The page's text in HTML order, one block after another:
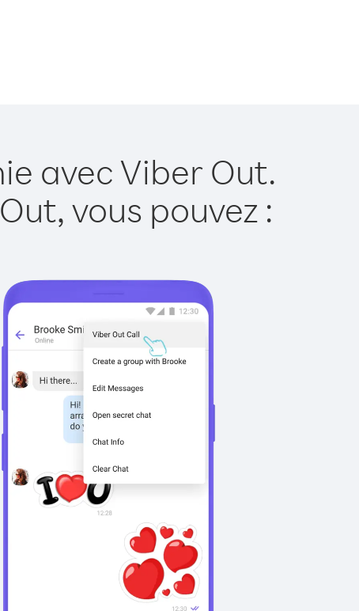
avec Viber Out.
vous pouvez :